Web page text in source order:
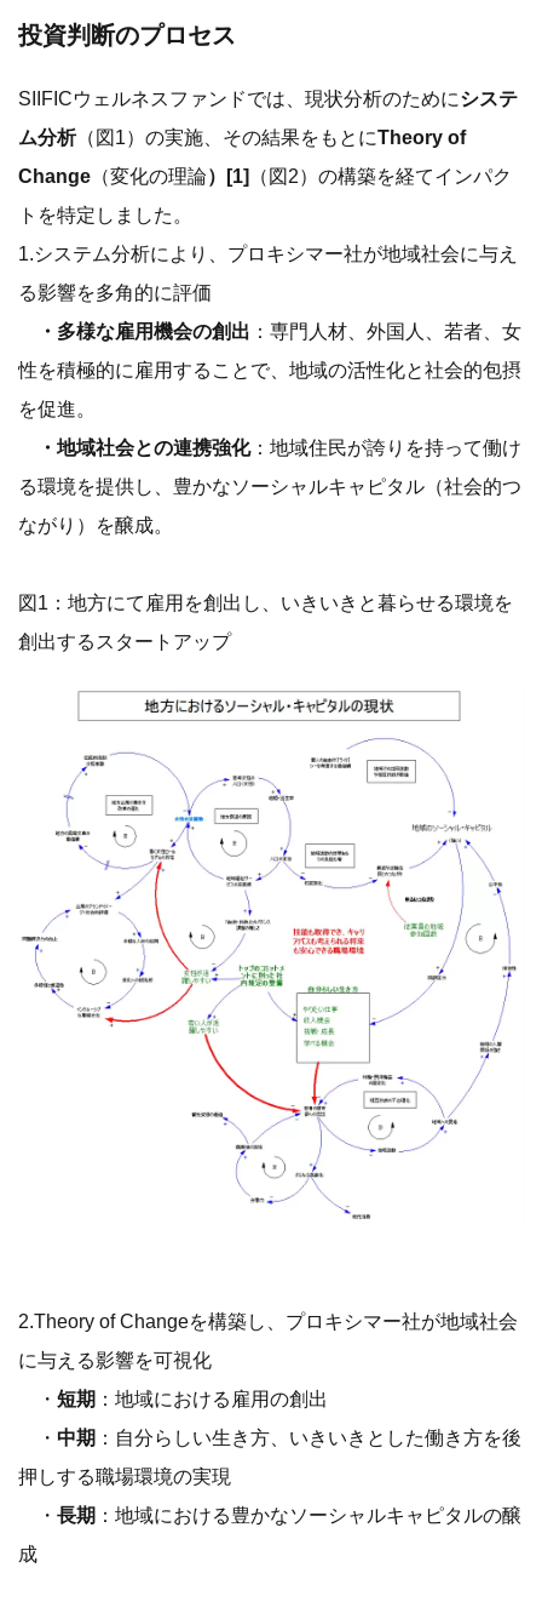
投資判断のプロセス
SIIFICウェルネスファンドでは、現状分析のためにシステ
ム分析（図1）の実施、その結果をもとにTheory of
Change （変化の理論）[1]
（図2）の構築を経てインパク
トを特定しました。
1.システム分析により、プロキシマー社が地域社会に与え
る影響を多角的に評価
・多様な雇用機会の創出 ：専門人材、外国人、若者、女
性を積極的に雇用することで、地域の活性化と社会的包摂
を促進。
・地域社会との連携強化：地域住民が誇りを持って働け
る環境を提供し、豊かなソーシャルキャピタル（社会的つ
ながり）を醸成。
図1：地方にて雇用を創出し、いきいきと暮らせる環境を
創出するスタートアップ
2.Theory of Changeを構築し、プロキシマー社が地域社会
に与える影響を可視化
・ 短期 ：地域における雇用の創出
・ 中期 ：自分らしい生き方、いきいきとした働き方を後
押しする職場環境の実現
・ 長期 ：地域における豊かなソーシャルキャピタルの醸
成